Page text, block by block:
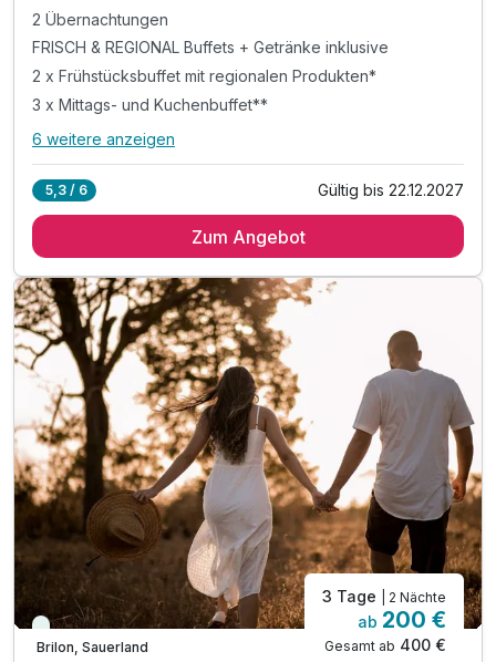
2 Übernachtungen
FRISCH & REGIONAL Buffets + Getränke inklusive
2 x Frühstücksbuffet mit regionalen Produkten*
3 x Mittags- und Kuchenbuffet**
Alle Inklusivleistungen
FRISCH & REGIONAL Buffets + Getränke inklusive
3 x Mittags- und Kuchenbuffet**
All Inklusive Getränke von 10-23 Uhr*+**
2 x Abendessen vom Themenbuffet**
Entspannung mit Dampfbad und Saunen**
inkl. Leih-Spiele für Kinder und Erwachsene*+**
inkl. Sky-Sports Bar & Lounge mit Billiard&Dart**
Rathaushotels Wanderflasche zum Nachfüllen*+**
6 weitere anzeigen
5,3 / 6 Gültig bis 22.12.2027
Zum Angebot
Immer verfügbar
Brilon, Sauerland
3 Tage | 2 Nächte
ab 200 €
Gesamt ab 400 €